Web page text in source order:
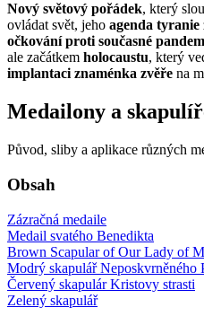
Nový světový pořádek, který
ovládat svět, jeho agenda tyranie
očkování proti současné
ale začátkem holocaustu, který
implantaci znaménka zvěře na
Medailony a
Původ, sliby a aplikace různých
Obsah
Zázračná medaile
Medail svatého Benedikta
Brown Scapular of Our Lady of
Modrý skapulář Neposkvrněného
Červený skapulár Kristovy strasti
Zelený skapulář